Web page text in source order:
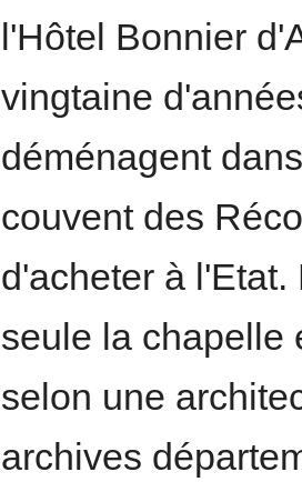
l'Hôtel Bonnier
vingtaine
déménagent
couvent des
d'acheter à
seule la chapelle
selon une
archives